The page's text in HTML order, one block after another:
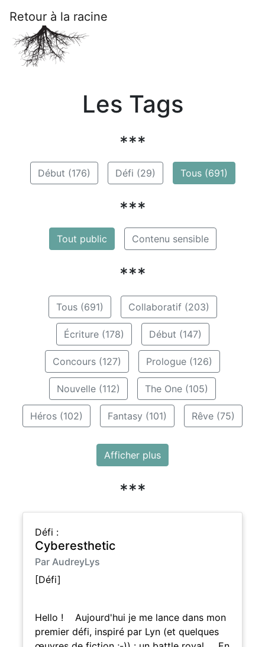
Retour à la racine
Les Tags
***
Début (176) Défi (29) Tous (691)
***
Tout public Contenu sensible
***
Tous (691) Collaboratif (203)
Écriture (178) Début (147)
Concours (127) Prologue (126)
Nouvelle (112) The One (105)
Héros (102) Fantasy (101) Rêve (75)
Afficher plus
***
Défi :
Cyberesthetic
Par AudreyLys
[Défi]
Hello ! Aujourd'hui je me lance dans mon
premier défi, inspiré par Lyn (et quelques